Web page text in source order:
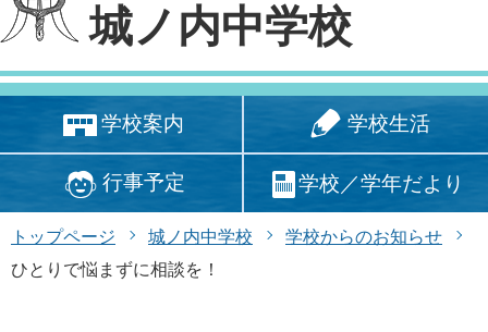
城ノ内中学校
学校案内 学校生活
行事予定 学校／学年だより
トップページ 城ノ内中学校
学校からのお知らせ
ひとりで悩まずに相談を！